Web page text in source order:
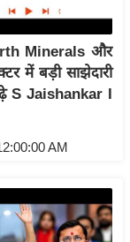
Minerals और
में बड़ी साझेदारी
S Jaishankar I
AM